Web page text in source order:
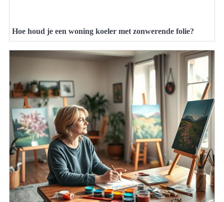
Hoe houd je een woning koeler met zonwerende folie?